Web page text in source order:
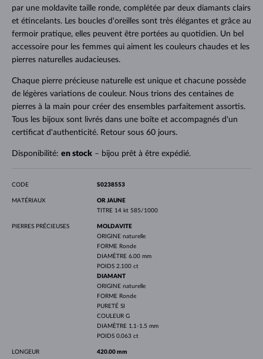
par une moldavite taille ronde, complétée par deux diamants clairs
et étincelants. Les boucles d'oreilles sont très élégantes et grâce au
fermoir pratique, elles peuvent être portées au quotidien. Un bel
accessoire pour les femmes qui aiment les couleurs chaudes et les
pierres naturelles audacieuses.
Chaque pierre précieuse naturelle est unique et chacune possède
de légères variations de couleur. Nous trions des centaines de
pierres à la main pour créer des ensembles parfaitement assortis.
Tous les bijoux sont livrés dans une boîte et accompagnés d'un
certificat d'authenticité. Retour sous 60 jours.
Disponibilité: en stock– bijou prêt à être expédié.
CODE S0238553
MATÉRIAUX
OR JAUNE
TITRE 14 kt 585/1000
PIERRES PRÉCIEUSES
MOLDAVITE
ORIGINE naturelle
FORME Ronde
DIAMÈTRE 6.00 mm
POIDS 2.100 ct
DIAMANT
ORIGINE naturelle
FORME Ronde
PURETÉ SI
COULEUR G
DIAMÈTRE 1.1-1.5 mm
POIDS 0.063 ct
LONGEUR 420.00 mm